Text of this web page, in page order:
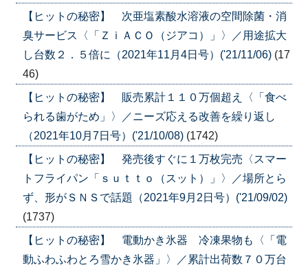
【ヒットの秘密】 次亜塩素酸水溶液の空間除菌・消
臭サービス〈「ＺｉＡＣＯ（ジアコ）」〉／用途拡大
し台数２．５倍に（2021年11月4日号）('21/11/06) (17
46)
【ヒットの秘密】 販売累計１１０万個超え〈「食べ
られる歯がため」〉／ニーズ応える改善を繰り返し
（2021年10月7日号）('21/10/08) (1742)
【ヒットの秘密】 発売後すぐに１万枚完売〈スマー
トフライパン「ｓｕｔｔｏ（スット）」〉／場所とら
ず、形がＳＮＳで話題（2021年9月2日号）('21/09/02)
(1737)
【ヒットの秘密】 電動かき氷器 冷凍果物も〈「電
動ふわふわとろ雪かき氷器」〉／累計出荷数７０万台